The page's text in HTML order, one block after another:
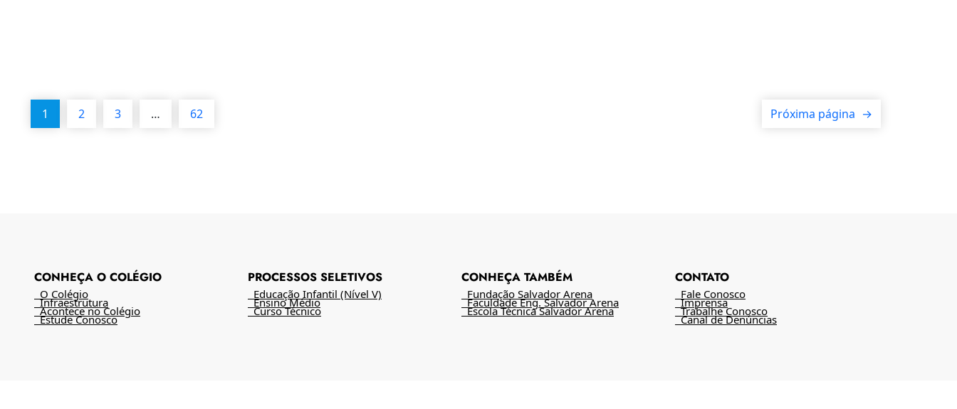
1 2 3 … 62 Próxima página →
CONHEÇA O COLÉGIO
O Colégio
Infraestrutura
Acontece no Colégio
Estude Conosco
PROCESSOS SELETIVOS
Educação Infantil (Nível V)
Ensino Médio
Curso Técnico
CONHEÇA TAMBÉM
Fundação Salvador Arena
Faculdade Eng. Salvador Arena
Escola Técnica Salvador Arena
CONTATO
Fale Conosco
Imprensa
Trabalhe Conosco
Canal de Denúncias